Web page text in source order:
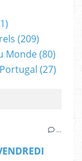
…
(209)
Monde(80)
(27)